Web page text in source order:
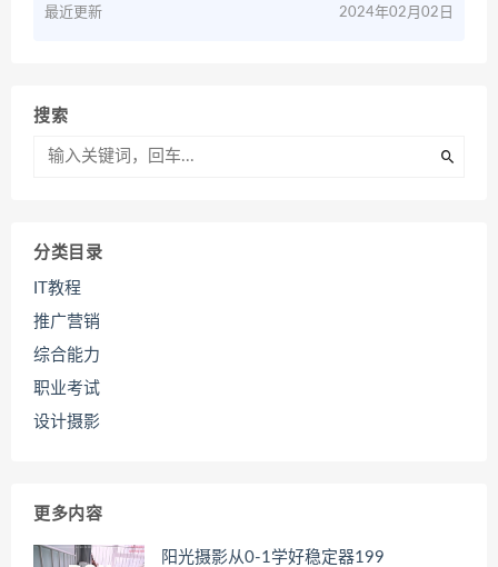
最近更新 2024年02月02日
搜索
分类目录
IT教程
推广营销
综合能力
职业考试
设计摄影
更多内容
阳光摄影从0-1学好稳定器199